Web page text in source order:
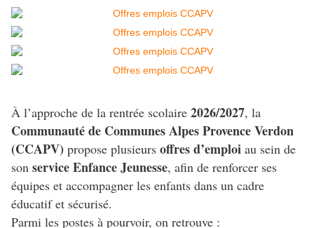
À l’approche de la rentrée scolaire 2026/2027, la
Communauté de Communes Alpes Provence Verdon
(CCAPV) propose plusieurs offres d’emploi au sein de
son service Enfance Jeunesse, afin de renforcer ses
équipes et accompagner les enfants dans un cadre
éducatif et sécurisé.
Parmi les postes à pourvoir, on retrouve :